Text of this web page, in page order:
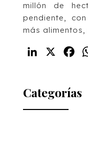
millón de
pendiente,
más alimentos,
LinkedIn
Categorías